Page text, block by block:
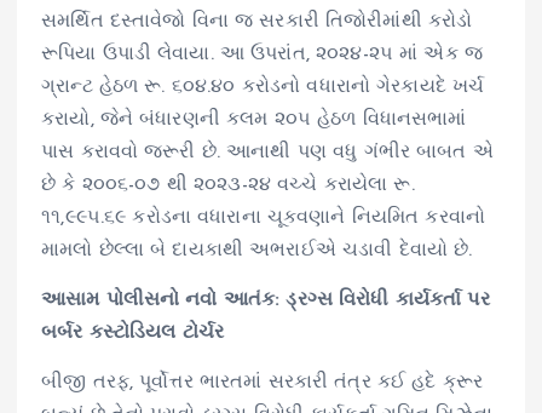
સમર્થિત દસ્તાવેજો વિના જ સરકારી તિજોરીમાંથી કરોડો
રૂપિયા ઉપાડી લેવાયા. આ ઉપરાંત, ૨૦૨૪-૨૫ માં એક જ
ગ્રાન્ટ હેઠળ રૂ. ૬૦૪.૪૦ કરોડનો વધારાનો ગેરકાયદે ખર્ચ
કરાયો, જેને બંધારણની કલમ ૨૦૫ હેઠળ વિધાનસભામાં
પાસ કરાવવો જરૂરી છે. આનાથી પણ વધુ ગંભીર બાબત એ
છે કે ૨૦૦૬-૦૭ થી ૨૦૨૩-૨૪ વચ્ચે કરાયેલા રૂ.
૧૧,૯૯૫.૬૯ કરોડના વધારાના ચૂકવણાને નિયમિત કરવાનો
મામલો છેલ્લા બે દાયકાથી અભરાઈએ ચડાવી દેવાયો છે.
આસામ પોલીસનો નવો આતંક: ડ્રગ્સ વિરોધી કાર્યકર્તા પર
બર્બર કસ્ટોડિયલ ટોર્ચર
બીજી તરફ, પૂર્વોત્તર ભારતમાં સરકારી તંત્ર કઈ હદે ક્રૂર